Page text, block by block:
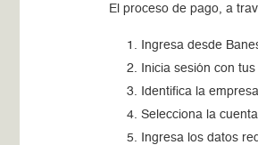
El proceso de pago, a
Ingresa desde
Inicia sesión con
Identifica la
Selecciona la
Ingresa los datos